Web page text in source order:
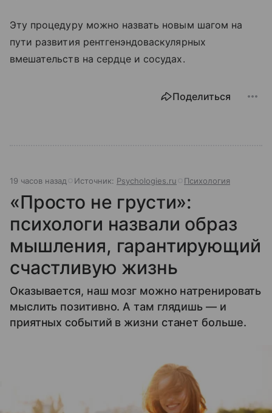
Эту процедуру можно назвать новым шагом на
пути развития рентгенэндоваскулярных
вмешательств на сердце и сосудах.
Поделиться
19 часов назад Источник: Psychologies.ru Психология
«Просто не грусти»:
психологи назвали образ
мышления, гарантирующий
счастливую жизнь
Оказывается, наш мозг можно натренировать
мыслить позитивно. А там глядишь — и
приятных событий в жизни станет больше.